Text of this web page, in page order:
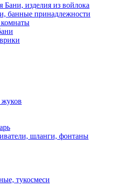
Бани, изделия из войлока
банные принадлежности
жуков
шланги, фонтаны
тукосмеси